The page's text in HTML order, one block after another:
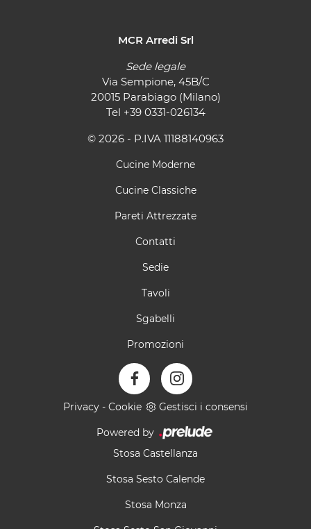
MCR Arredi Srl
Sede legale
Via Sempione, 45B/C
20015 Parabiago (Milano)
Tel +39 0331-026134
© 2026 - P.IVA 11188140963
Cucine Moderne
Cucine Classiche
Pareti Attrezzate
Contatti
Sedie
Tavoli
Sgabelli
Promozioni
Privacy - Cookie Gestisci i consensi
Powered by
Stosa Castellanza
Stosa Sesto Calende
Stosa Monza